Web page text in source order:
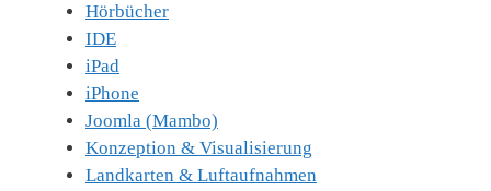
Hörbücher
IDE
iPad
iPhone
Joomla (Mambo)
Konzeption & Visualisierung
Landkarten & Luftaufnahmen